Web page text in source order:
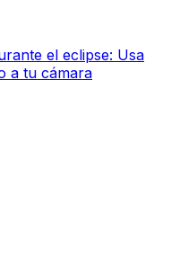
el eclipse: Usa
a tu cámara